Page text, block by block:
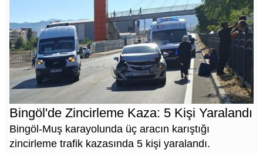
Bingöl'de Zincirleme Kaza: 5 Kişi Yaralandı
Bingöl-Muş karayolunda üç aracın karıştığı
zincirleme trafik kazasında 5 kişi yaralandı.